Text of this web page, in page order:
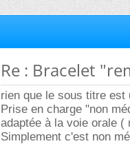
Re : Bracelet
rien que le sous titre est
Prise en charge "non
adaptée à la voie orale
Simplement c'est non